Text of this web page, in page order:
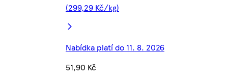
(299,29 Kč/kg)
Nabídka platí do 11. 8. 2026
51,90 Kč